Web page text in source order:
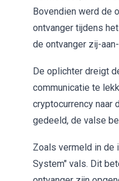
Bovendien werd de
ontvanger tijdens
de ontvanger zij-
De oplichter dreigt
communicatie te
cryptocurrency naar
gedeeld, de valse
Zoals vermeld in de
System" vals. Dit